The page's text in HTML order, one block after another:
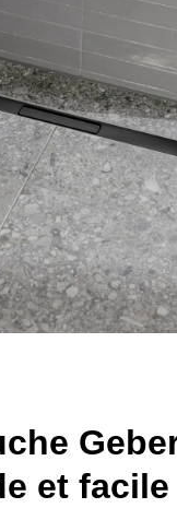
et facile